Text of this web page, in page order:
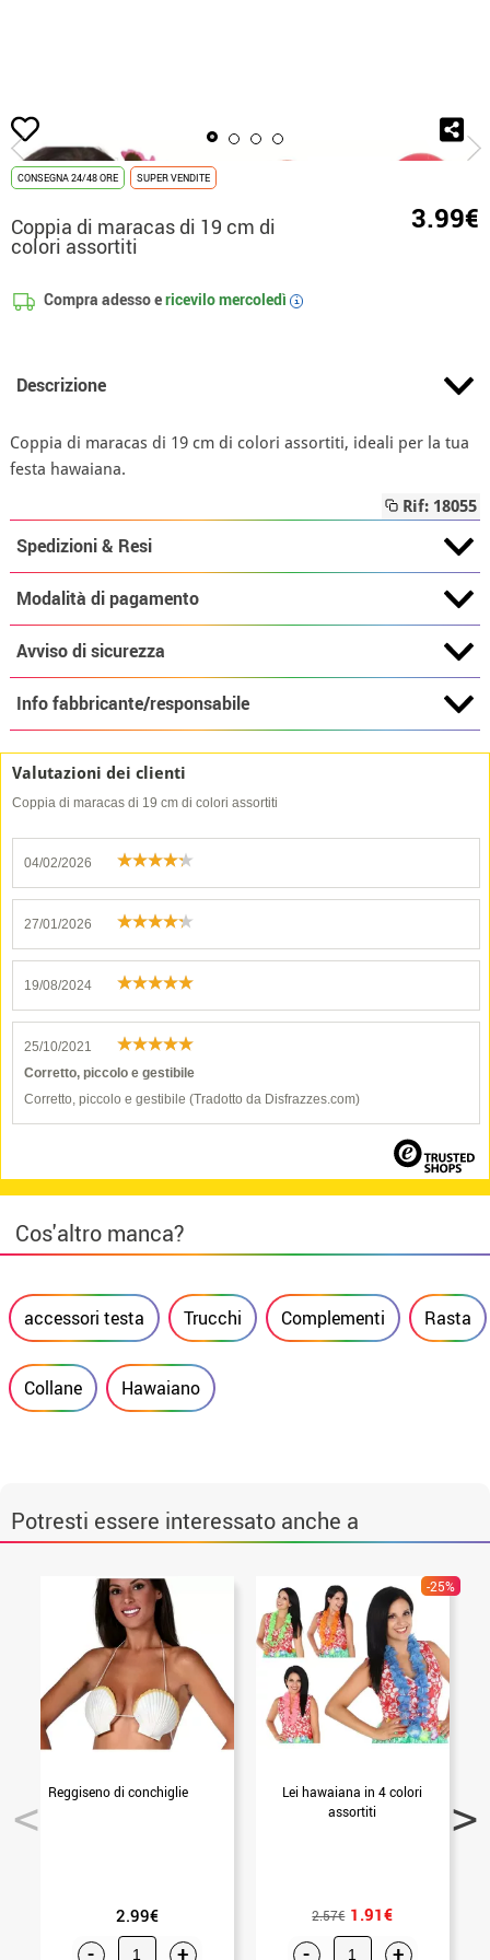
Inizio Coppia di maracas di 19 cm di
CONSEGNA 24/48 ORE SUPER VENDITE
Coppia di maracas di 19 cm di
colori assortiti
3.99€
Compra adesso ericevilomercoledì i
Descrizione
Coppia di maracas di 19 cm di colori assortiti, ideali per la tua
festa hawaiana.
Rif: 18055
Spedizioni & Resi
Modalità di pagamento
Avviso di sicurezza
Info fabbricante/responsabile
Valutazioni dei clienti
Coppia di maracas di 19 cm di colori assortiti
04/02/2026
27/01/2026
19/08/2024
25/10/2021
Corretto, piccolo e gestibile
Corretto, piccolo e gestibile (Tradotto da Disfrazzes.com)
Cos'altro manca?
accessori testa Trucchi Complementi Rasta
Collane Hawaiano
Potresti essere interessato anche a
Reggiseno di conchiglie
2.99€
- +
-25%
Lei hawaiana in 4 colori
assortiti
2.57€ 1.91€
- +